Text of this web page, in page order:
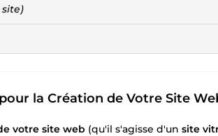
la Création de Votre Site
votre site web (qu'il s'agisse d'un site